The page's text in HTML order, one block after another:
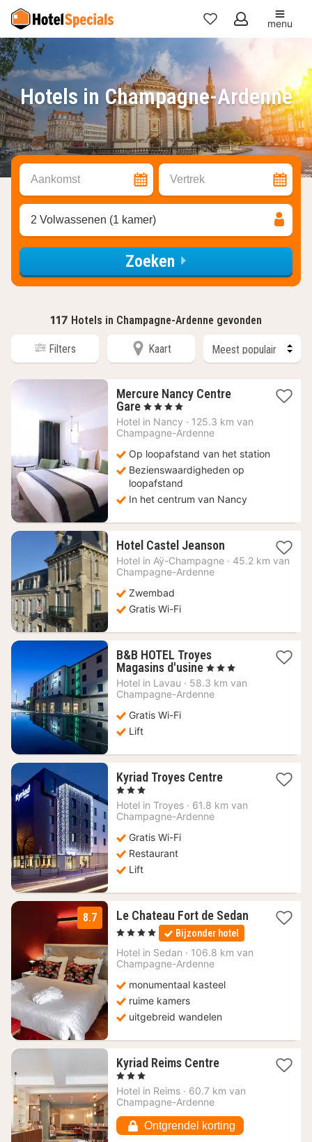
Mijn
favorieten
menu
Hotels in Champagne-Ardenne
Aankomst Vertrek
2 Volwassenen (1 kamer)
Zoeken
117 Hotels in Champagne-Ardenne gevonden
Filters Kaart
Mercure Nancy Centre
Gare 1
nacht
vanaf
90
€
, 4 Sterren
Hotel in Nancy · 125.3 km van
Champagne-Ardenne
Op loopafstand van het station
Bezienswaardigheden op
loopafstand
In het centrum van Nancy
Hotel Castel Jeanson1
nacht
Hotel in Aÿ-Champagne · 45.2 km van
Champagne-Ardenne
Zwembad
Gratis Wi-Fi
B&B HOTEL Troyes
Magasins d'usine 1
nacht
vanaf
, 3 Sterren
Hotel in Lavau · 58.3 km van
Champagne-Ardenne
Gratis Wi-Fi
Lift
Kyriad Troyes Centre1
vanaf
, 3 Sterren
Hotel in Troyes · 61.8 km van
Champagne-Ardenne
Gratis Wi-Fi
Restaurant
Lift
8.7
Le Chateau Fort de Sedan
1
nacht
vanaf
117
, 4 Sterren Bijzonder hotel
Hotel in Sedan · 106.8 km van
Champagne-Ardenne
monumentaal kasteel
ruime kamers
uitgebreid wandelen
Kyriad Reims Centre1
vanaf
, 3 Sterren
Hotel in Reims · 60.7 km van
Champagne-Ardenne
Ontgrendel korting